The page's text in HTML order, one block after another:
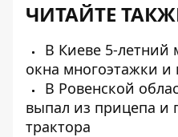
ЧИТАЙТЕ
В Киеве 5-летний
окна многоэтажки и
В Ровенской
выпал из прицепа и
трактора